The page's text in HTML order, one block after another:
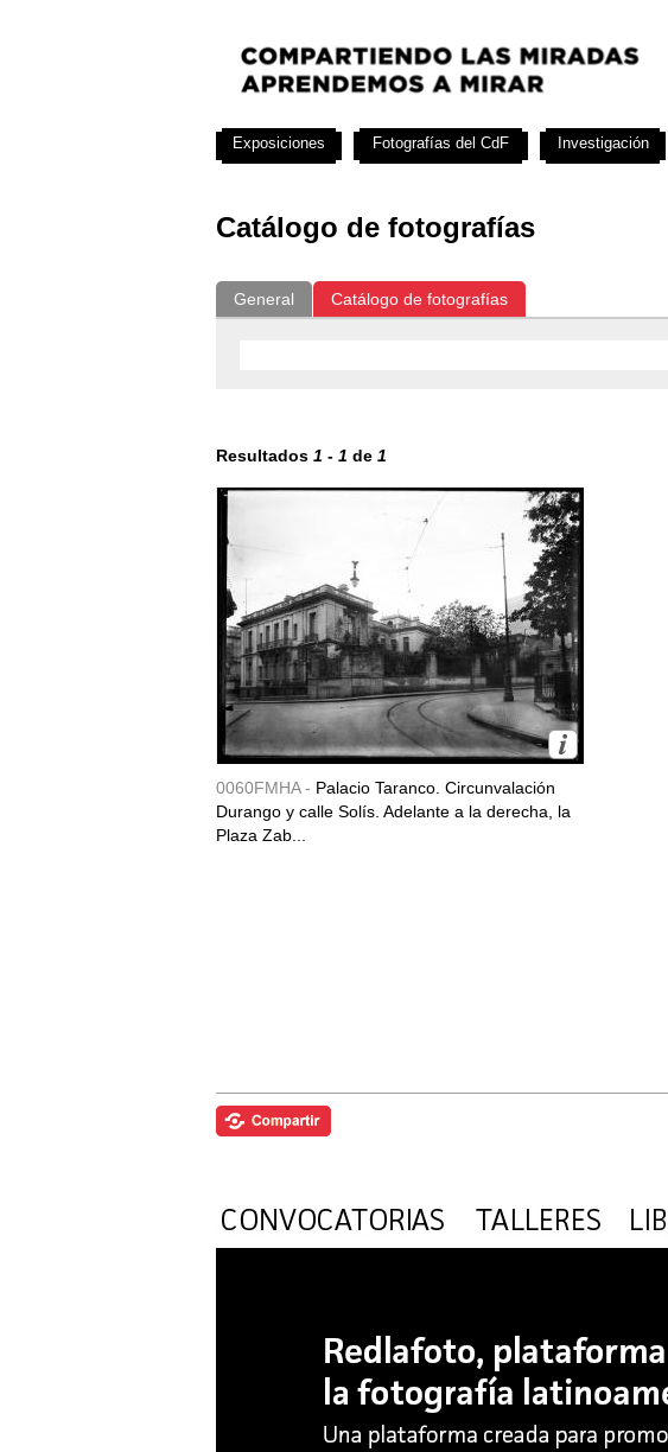
Catálogo de fotografías
General Catálogo de fotografías
Resultados 1 - 1 de 1
0060FMHA - Palacio Taranco. Circunvalación
Durango y calle Solís. Adelante a la derecha, la
Plaza Zab...
Exposiciones Fotografías del CdF Investigación